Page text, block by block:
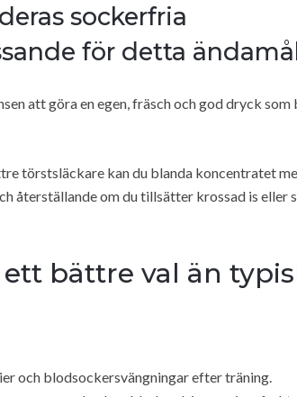
sockerfria
för detta
att göra en egen, fräsch och god dryck som
törstsläckare kan du blanda koncentratet
återställande om du tillsätter krossad is eller
bättre val än
och blodsockersvängningar efter träning.